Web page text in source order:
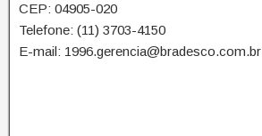
CEP: 04905-020
Telefone: (11) 3703-4150
E-mail: 1996.gerencia@bradesco.com.br